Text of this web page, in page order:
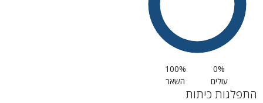
0%
עולים
100%
השאר
התפלגות כיתות